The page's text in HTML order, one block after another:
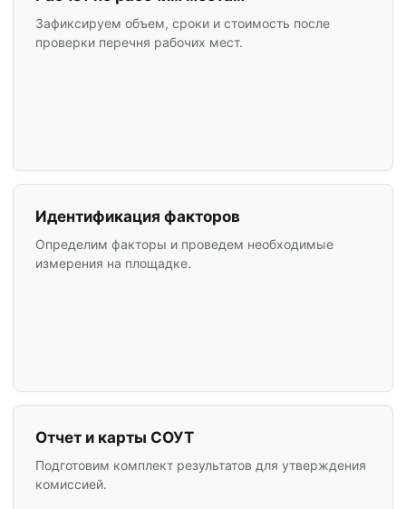
Зафиксируем объем, сроки и стоимость после
проверки перечня рабочих мест.
Идентификация факторов
Определим факторы и проведем необходимые
измерения на площадке.
Отчет и карты СОУТ
Подготовим комплект результатов для утверждения
комиссией.